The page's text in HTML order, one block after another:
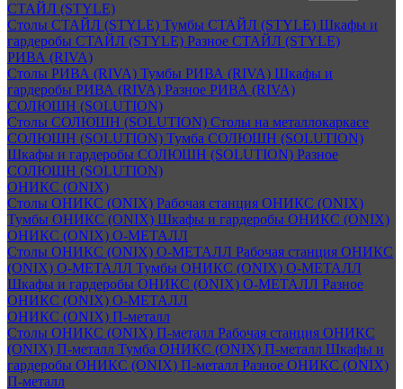
СТАЙЛ (STYLE)
Столы СТАЙЛ (STYLE) Тумбы СТАЙЛ (STYLE) Шкафы и
гардеробы СТАЙЛ (STYLE) Разное СТАЙЛ (STYLE)
РИВА (RIVA)
Столы РИВА (RIVA) Тумбы РИВА (RIVA) Шкафы и
гардеробы РИВА (RIVA) Разное РИВА (RIVA)
СОЛЮШН (SOLUTION)
Столы СОЛЮШН (SOLUTION) Столы на металлокаркасе
СОЛЮШН (SOLUTION) Тумба СОЛЮШН (SOLUTION)
Шкафы и гардеробы СОЛЮШН (SOLUTION) Разное
СОЛЮШН (SOLUTION)
ОНИКС (ONIX)
Столы ОНИКС (ONIX) Рабочая станция ОНИКС (ONIX)
Тумбы ОНИКС (ONIX) Шкафы и гардеробы ОНИКС (ONIX)
ОНИКС (ONIX) O-МЕТАЛЛ
Столы ОНИКС (ONIX) O-МЕТАЛЛ Рабочая станция ОНИКС
(ONIX) O-МЕТАЛЛ Тумбы ОНИКС (ONIX) O-МЕТАЛЛ
Шкафы и гардеробы ОНИКС (ONIX) O-МЕТАЛЛ Разное
ОНИКС (ONIX) O-МЕТАЛЛ
ОНИКС (ONIX) П-металл
Столы ОНИКС (ONIX) П-металл Рабочая станция ОНИКС
(ONIX) П-металл Тумба ОНИКС (ONIX) П-металл Шкафы и
гардеробы ОНИКС (ONIX) П-металл Разное ОНИКС (ONIX)
П-металл